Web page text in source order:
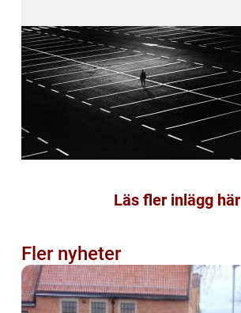
Läs fler inlägg här
Fler nyheter